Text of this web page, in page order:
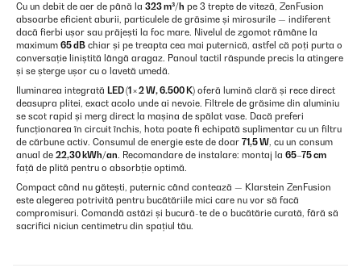
Cu un debit de aer de până la 323 m³/h pe 3 trepte de viteză, ZenFusion
absoarbe eficient aburii, particulele de grăsime și mirosurile — indiferent
dacă fierbi ușor sau prăjești la foc mare. Nivelul de zgomot rămâne la
maximum 65 dB chiar și pe treapta cea mai puternică, astfel că poți purta o
conversație liniștită lângă aragaz. Panoul tactil răspunde precis la atingere
și se șterge ușor cu o lavetă umedă.
Iluminarea integrată LED (1 × 2 W, 6.500 K) oferă lumină clară și rece direct
deasupra plitei, exact acolo unde ai nevoie. Filtrele de grăsime din aluminiu
se scot rapid și merg direct la mașina de spălat vase. Dacă preferi
funcționarea în circuit închis, hota poate fi echipată suplimentar cu un filtru
de cărbune activ. Consumul de energie este de doar 71,5 W, cu un consum
anual de 22,30 kWh/an. Recomandare de instalare: montaj la 65–75 cm
față de plită pentru o absorbție optimă.
Compact când nu gătești, puternic când contează — Klarstein ZenFusion
este alegerea potrivită pentru bucătăriile mici care nu vor să facă
compromisuri. Comandă astăzi și bucură-te de o bucătărie curată, fără să
sacrifici niciun centimetru din spațiul tău.